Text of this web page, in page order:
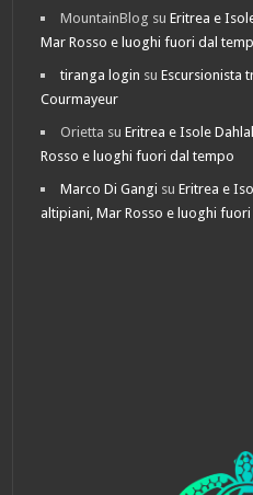
MountainBlog suEritrea e
Mar Rosso e luoghi fuori dal
tiranga login suEscursionista
Courmayeur
Orietta suEritrea e Isole
Rosso e luoghi fuori dal tempo
Marco Di Gangi suEritrea e
altipiani, Mar Rosso e luoghi